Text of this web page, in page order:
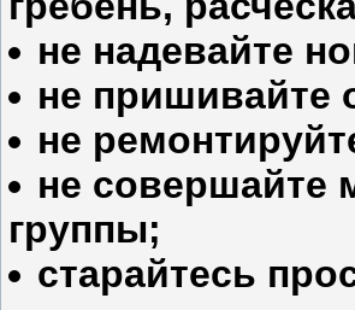
не надевайте
не пришивайте
не
не совершайте
группы;
старайтесь